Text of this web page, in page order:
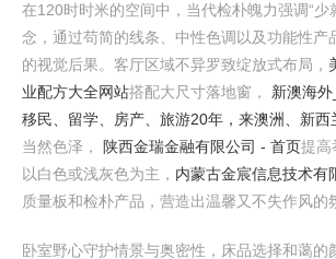
在120时时米的空间中，当代检朴魄力强调“少
念，通过苟简的线条、中性色调以及功能性产
的视觉后果。客厅区域不异罗致绽放式布局，
业配方大全网站搭配大尺寸落地窗， 新澳海
移民、留学、房产、旅游20年，来澳洲、新西
当然色泽，
陕西金瑞金融有限公司 - 首页提高
以白色或浅灰色为主， 内蒙古金宸信息技术有
质量板和检朴产品，营造出温馨又不失作风的
卧室野心守护情景与奥密性，床品选择和蔼的